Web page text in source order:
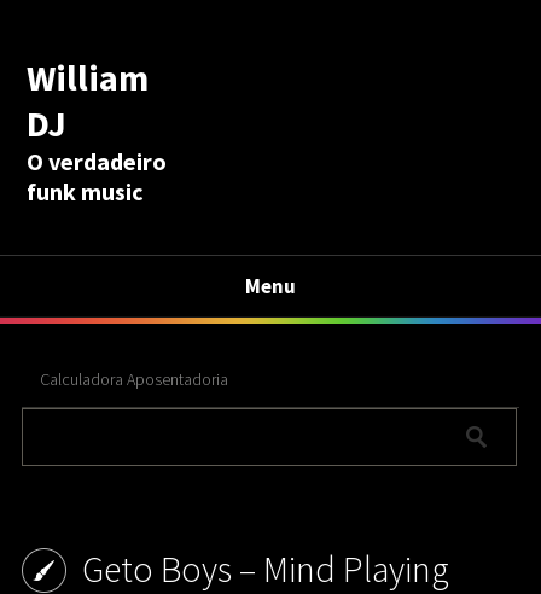
William
DJ
O verdadeiro
funk music
Menu
Calculadora Aposentadoria
Geto Boys ‎– Mind Playing